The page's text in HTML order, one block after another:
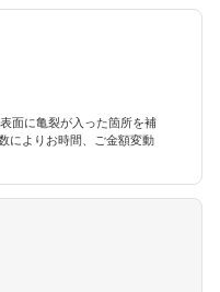
面に亀裂が入った箇所を補
によりお時間、ご金額変動